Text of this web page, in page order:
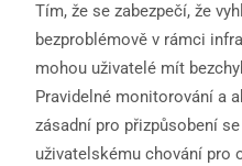
Tím, že se zabezpečí, že
bezproblémově v rámci
mohou uživatelé mít
Pravidelné monitorování a
zásadní pro přizpůsobení
uživatelskému chování pro